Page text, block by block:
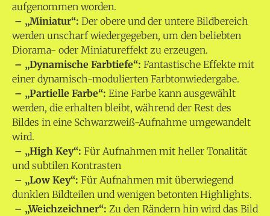
aufgenommen worden.
– „Miniatur“: Der obere und der untere Bildbereich
werden unscharf wiedergegeben, um den beliebten
Diorama- oder Miniatureffekt zu erzeugen.
– „Dynamische Farbtiefe“: Fantastische Effekte mit
einer dynamisch-modulierten Farbtonwiedergabe.
– „Partielle Farbe“: Eine Farbe kann ausgewählt
werden, die erhalten bleibt, während der Rest des
Bildes in eine Schwarzweiß-Aufnahme umgewandelt
wird.
– „High Key“: Für Aufnahmen mit heller Tonalität
und subtilen Kontrasten
– „Low Key“: Für Aufnahmen mit überwiegend
dunklen Bildteilen und wenigen betonten Highlights.
– „Weichzeichner“: Zu den Rändern hin wird das Bild